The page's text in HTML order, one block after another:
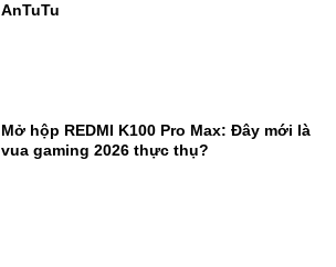
AnTuTu
Mở hộp REDMI K100 Pro Max: Đây mới là
vua gaming 2026 thực thụ?